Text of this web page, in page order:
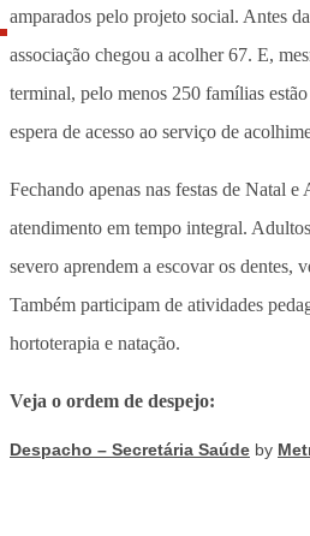
amparados pelo projeto social. Antes
associação chegou a acolher 67. E,
terminal, pelo menos 250 famílias
espera de acesso ao serviço de
Fechando apenas nas festas de Natal
atendimento em tempo integral.
severo aprendem a escovar os dentes,
Também participam de atividades
hortoterapia e natação.
Veja o ordem de despejo:
Despacho – Secretária Saúde by